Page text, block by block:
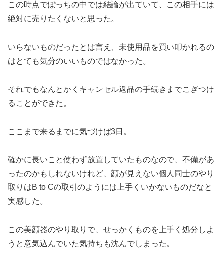
この時点でぽっちの中では結論が出ていて、この相手には
絶対に売りたくないと思った。
いらないものだったとは言え、未使用品を買い叩かれるの
はとても気分のいいものではなかった。
それでもなんとかくキャンセル返品の手続きまでこぎつけ
ることができた。
ここまで来るまでに気づけば3日。
確かに長いこと使わず放置していたものなので、不備があ
ったのかもしれないけれど、顔が見えない個人同士のやり
取りはB to Cの取引のようには上手くいかないものだなと
実感した。
この美顔器のやり取りで、せっかくものを上手く処分しよ
うと意気込んでいた気持ちも沈んでしまった。